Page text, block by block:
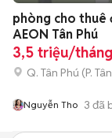
phòng cho thuê
AEON Tân Phú
3,5 triệu/tháng
Q. Tân Phú (P.
Nguyễn Tho 3 đã